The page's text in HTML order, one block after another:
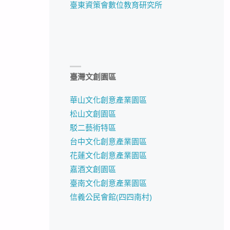
臺東資策會數位教育研究所
臺灣文創園區
華山文化創意產業園區
松山文創園區
駁二藝術特區
台中文化創意產業園區
花蓮文化創意產業園區
嘉酒文創園區
臺南文化創意產業園區
信義公民會館(四四南村)